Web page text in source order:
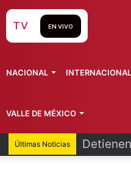
Últimas Noticias
TV EN VIVO
NACIONAL INTERNACIONAL
VALLE DE MÉXICO